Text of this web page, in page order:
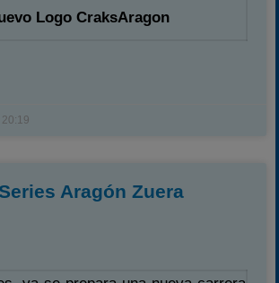
Logo CraksAragon
20:19
Aragón Zuera